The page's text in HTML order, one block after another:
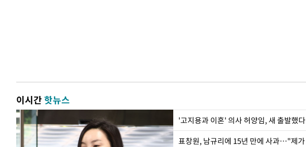
이시간핫뉴스
'고지용과 이혼' 의사 허양임, 새 출발했다